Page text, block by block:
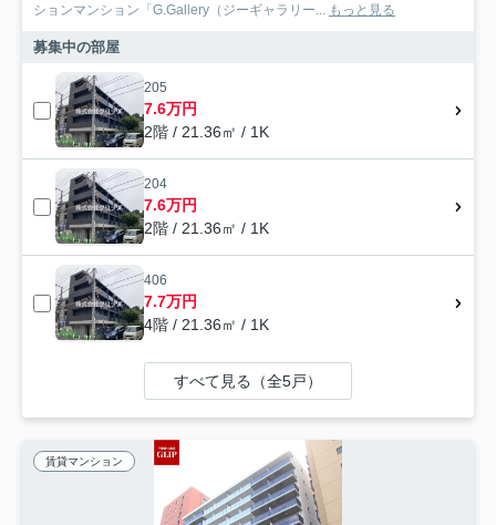
ションマンション「G.Gallery（ジーギャラリー... もっと見る
募集中の部屋
205
7.6万円
2階 / 21.36㎡ / 1K
204
7.6万円
2階 / 21.36㎡ / 1K
406
7.7万円
4階 / 21.36㎡ / 1K
すべて見る（全5戸）
賃貸マンション